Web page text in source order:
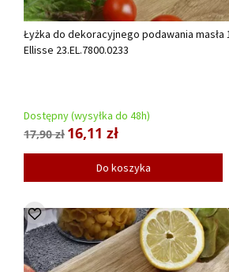
Łyżka do dekoracyjnego podawania masła
Ellisse 23.EL.7800.0233
Dostępny (wysyłka do 48h)
17,90 zł 16,11 zł
Do koszyka